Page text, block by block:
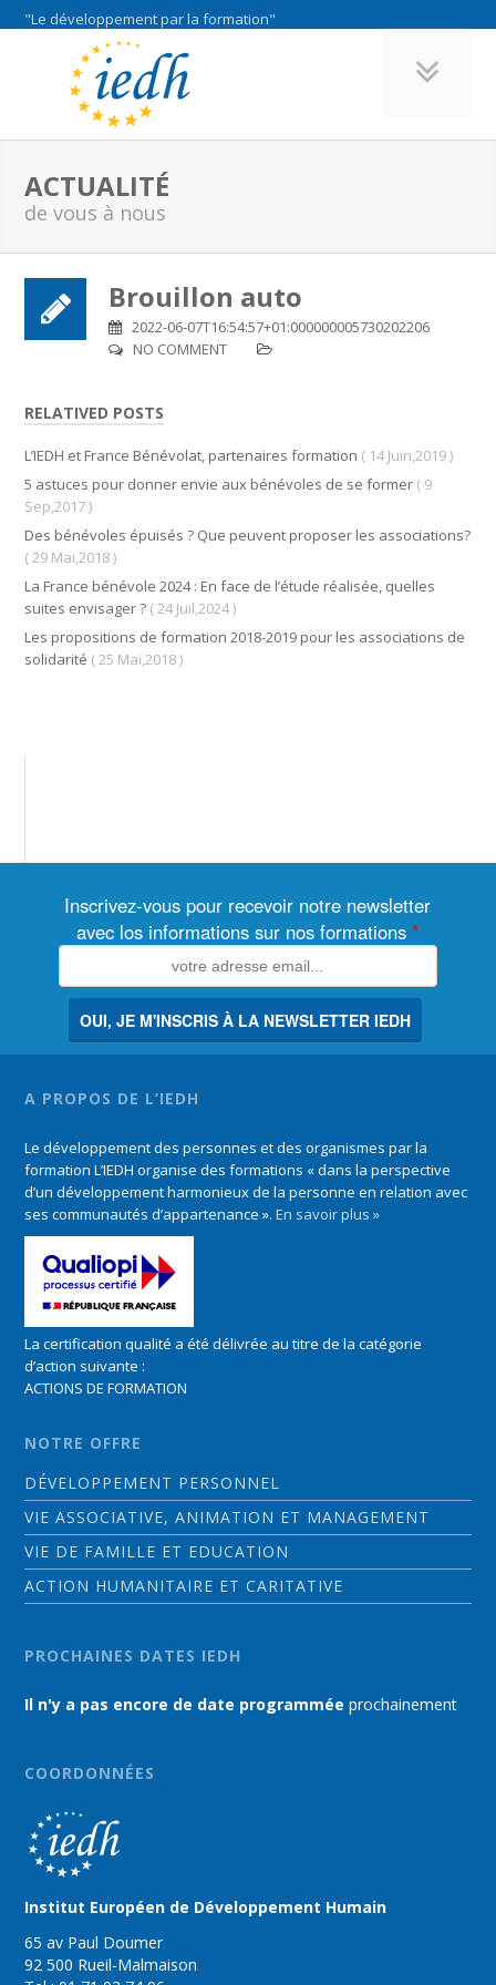
"Le développement par la formation"
ACTUALITÉ
de vous à nous
Brouillon auto
2022-06-07T16:54:57+01:000000005730202206
NO COMMENT
RELATIVED POSTS
L’IEDH et France Bénévolat, partenaires formation ( 14 Juin,2019 )
5 astuces pour donner envie aux bénévoles de se former ( 9
Sep,2017 )
Des bénévoles épuisés ? Que peuvent proposer les associations?
( 29 Mai,2018 )
La France bénévole 2024 : En face de l’étude réalisée, quelles
suites envisager ? ( 24 Juil,2024 )
Les propositions de formation 2018-2019 pour les associations de
solidarité ( 25 Mai,2018 )
Inscrivez-vous pour recevoir notre newsletter
avec los informations sur nos formations *
OUI, JE M'INSCRIS À LA NEWSLETTER IEDH
A PROPOS DE L’IEDH
Le développement des personnes et des organismes par la
formation L’IEDH organise des formations « dans la perspective
d’un développement harmonieux de la personne en relation avec
ses communautés d’appartenance ».En savoir plus »
La certification qualité a été délivrée au titre de la catégorie
d’action suivante :
ACTIONS DE FORMATION
NOTRE OFFRE
DÉVELOPPEMENT PERSONNEL
VIE ASSOCIATIVE, ANIMATION ET MANAGEMENT
VIE DE FAMILLE ET EDUCATION
ACTION HUMANITAIRE ET CARITATIVE
PROCHAINES DATES IEDH
Il n'y a pas encore de date programmée prochainement
COORDONNÉES
Institut Européen de Développement Humain
65 av Paul Doumer
92 500 Rueil-Malmaison